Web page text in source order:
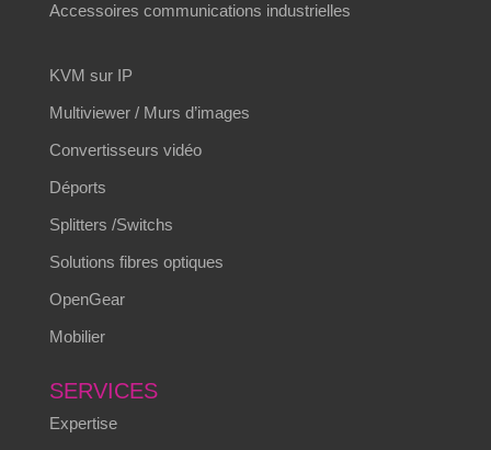
Accessoires communications industrielles
KVM sur IP
Multiviewer / Murs d’images
Convertisseurs vidéo
Déports
Splitters /Switchs
Solutions fibres optiques
OpenGear
Mobilier
SERVICES
Expertise